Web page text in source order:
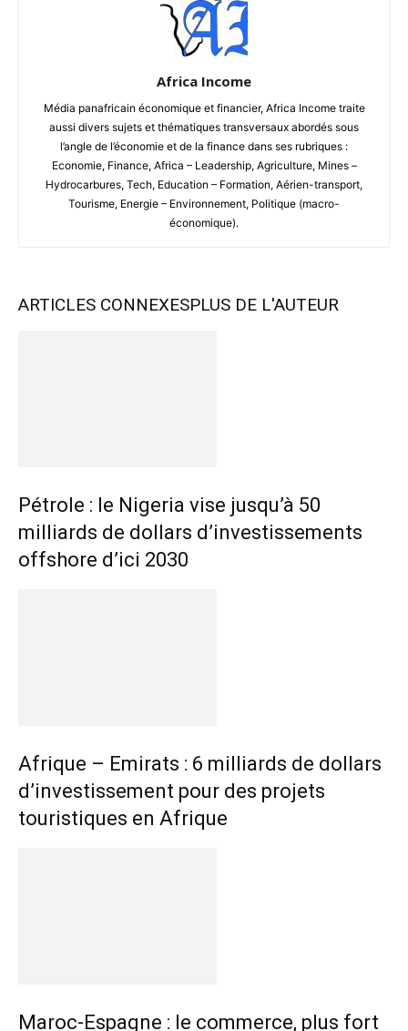
Africa Income
Média panafricain économique et financier, Africa Income traite
aussi divers sujets et thématiques transversaux abordés sous
l’angle de l’économie et de la finance dans ses rubriques :
Economie, Finance, Africa – Leadership, Agriculture, Mines –
Hydrocarbures, Tech, Education – Formation, Aérien-transport,
Tourisme, Energie – Environnement, Politique (macro-
économique).
ARTICLES CONNEXESPLUS DE L'AUTEUR
Pétrole : le Nigeria vise jusqu’à 50
milliards de dollars d’investissements
offshore d’ici 2030
Afrique – Emirats : 6 milliards de dollars
d’investissement pour des projets
touristiques en Afrique
Maroc-Espagne : le commerce, plus fort